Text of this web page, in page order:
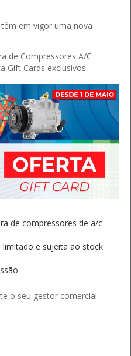
em vigor uma nova
de Compressores A/C
Gift Cards exclusivos.
de compressores de a/c
e sujeita ao stock
o seu gestor comercial